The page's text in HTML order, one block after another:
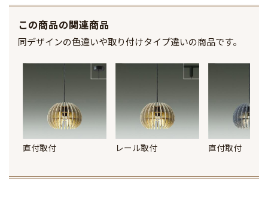
この商品の関連商品
同デザインの色違いや取り付けタイプ違いの商品です。
直付取付 レール取付 直付取付